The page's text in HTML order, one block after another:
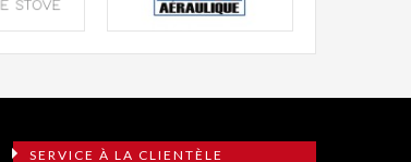
SERVICE À LA CLIENTÈLE